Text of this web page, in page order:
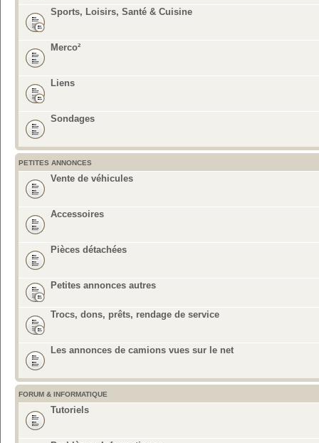
Sports, Loisirs, Santé & Cuisine
Merco²
Liens
Sondages
PETITES ANNONCES
Vente de véhicules
Accessoires
Pièces détachées
Petites annonces autres
Trocs, dons, prêts, rendage de service
Les annonces de camions vues sur le net
FORUM & INFORMATIQUE
Tutoriels